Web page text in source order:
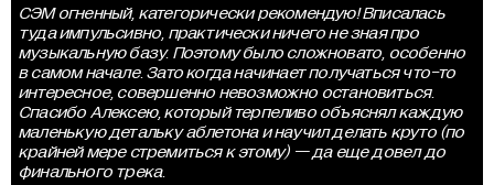
СЭМ огненный, категорически рекомендую! Вписалась
туда импульсивно, практически ничего не зная про
музыкальную базу. Поэтому было сложновато, особенно
в самом начале. Зато когда начинает получаться что-то
интересное, совершенно невозможно остановиться.
Спасибо Алексею, который терпеливо объяснял каждую
маленькую детальку аблетона и научил делать круто (по
крайней мере стремиться к этому) — да еще довел до
финального трека.